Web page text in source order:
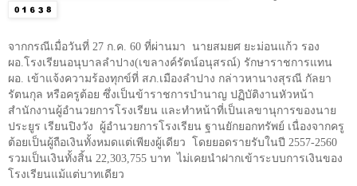
จากกรณีเมื่อวันที่ 27 ก.ค. 60 ที่ผ่านมา นายสมยศ ยะม่อนแก้ว รอง
ผอ.โรงเรียนอนุบาลลำปาง(เขลางค์รัตน์อนุสรณ์) รักษาราชการแทน
ผอ. เข้าแจ้งความร้องทุกข์ที่ สภ.เมืองลำปาง กล่าวหานางสุรณี กัลยา
รัตนกุล หรือครูต้อย ซึ่งเป็นข้าราชการบำนาญ ปฏิบัติงานหัวหน้า
สำนักงานผู้อำนวยการโรงเรียน และทำหน้าที่เป็นเลขานุการของนาย
ประยูร เรียนปิงวัง ผู้อำนวยการโรงเรียน ฐานยักยอกทรัพย์ เนื่องจากครู
ต้อยเป็นผู้ถือเงินทั้งหมดแต่เพียงผู้เดียว โดยยอดรายรับในปี 2557-2560
รวมเป็นเงินทั้งสิ้น 22 303 755 บาท ไม่เคยนำฝากเข้าระบบการเงินของ
โรงเรียนแม้แต่บาทเดียว